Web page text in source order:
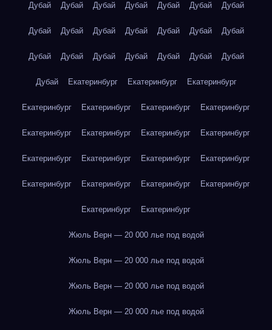
Дубай Дубай Дубай Дубай Дубай Дубай Дубай
Дубай Дубай Дубай Дубай Дубай Дубай Дубай
Дубай Дубай Дубай Дубай Дубай Дубай Дубай
Дубай Екатеринбург Екатеринбург Екатеринбург
Екатеринбург Екатеринбург Екатеринбург Екатеринбург
Екатеринбург Екатеринбург Екатеринбург Екатеринбург
Екатеринбург Екатеринбург Екатеринбург Екатеринбург
Екатеринбург Екатеринбург Екатеринбург Екатеринбург
Екатеринбург Екатеринбург
Жюль Верн — 20 000 лье под водой
Жюль Верн — 20 000 лье под водой
Жюль Верн — 20 000 лье под водой
Жюль Верн — 20 000 лье под водой